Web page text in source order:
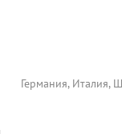
Германия, Италия,